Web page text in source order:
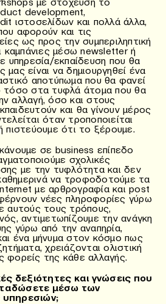
development,
ιστοσελίδων και πολλά άλλα,
αφορούν και τις
ως προς την συμπεριληπτική
καμπάνιες μέσω newsletter ή
υπηρεσία/εκπαίδευση που θα
είναι να δημιουργηθεί ένα
αποτύπωμα που θα φανεί
τόσο στα τυφλά άτομα που θα
αλλαγή, όσο και στους
και θα γίνουν μέρος
όταν τροποποιείται
πιστεύουμε ότι το ξέρουμε.
σε business επίπεδο
σχολικές
με την τυφλότητα και δεν
να τροφοδοτούμε τα
με αρθρογραφία και post
νέες πληροφορίες γύρω
αυτούς τους τρόπους,
αντιμετωπίζουμε την ανάγκη
γύρω από την αναπηρία,
ένα μήνυμα στον κόσμο πως
χρειάζονται ολιστική
φορείς της κάθε αλλαγής.
δεξιότητες και γνώσεις που
μέσω των
υπηρεσιών;